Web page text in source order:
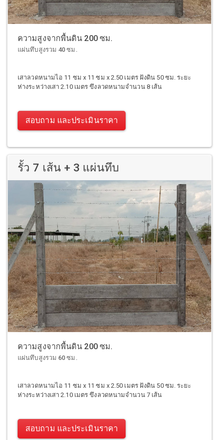
ความสูงจากพื้นดิน 200 ซม.
แผ่นทึบสูงรวม 40 ซม.
เสาลวดหนามไอ 11 ซม x 11 ซม x 2.50 เมตร ฝังดิน 50 ซม. ระยะ
ห่างระหว่างเสา 2.10 เมตร ขึงลวดหนามจำนวน 8 เส้น
สอบถาม และประเมินราคา
รั้ว 7 เส้น + 3 แผ่นทึบ
ความสูงจากพื้นดิน 200 ซม.
แผ่นทึบสูงรวม 60 ซม.
เสาลวดหนามไอ 11 ซม x 11 ซม x 2.50 เมตร ฝังดิน 50 ซม. ระยะ
ห่างระหว่างเสา 2.10 เมตร ขึงลวดหนามจำนวน 7 เส้น
สอบถาม และประเมินราคา